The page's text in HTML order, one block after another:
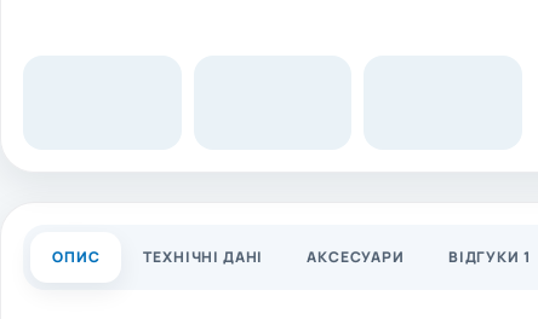
ОПИС ТЕХНІЧНІ ДАНІ АКСЕСУАРИ ВІДГУКИ 1